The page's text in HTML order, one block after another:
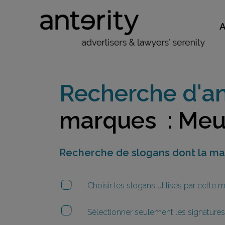
Recherche
marques :
Recherche de slogans dont la
Choisir les slogans utilisés par cette
Sélectionner seulement les